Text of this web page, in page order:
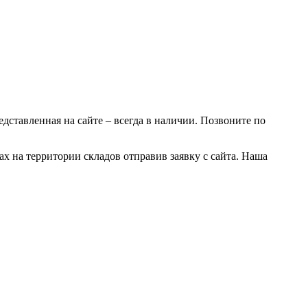
на сайте – всегда в наличии. Позвоните по
на территории складов отправив заявку с сайта. Наша